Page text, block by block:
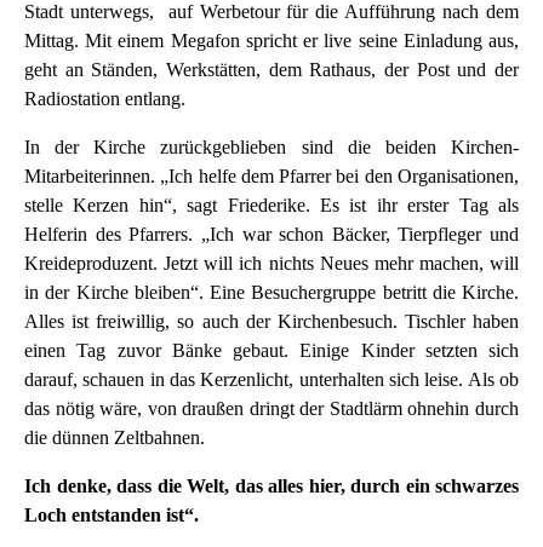
Stadt unterwegs, auf Werbetour für die Aufführung nach dem
Mittag. Mit einem Megafon spricht er live seine Einladung aus,
geht an Ständen, Werkstätten, dem Rathaus, der Post und der
Radiostation entlang.
In der Kirche zurückgeblieben sind die beiden Kirchen-
Mitarbeiterinnen. „Ich helfe dem Pfarrer bei den Organisationen,
stelle Kerzen hin“, sagt Friederike. Es ist ihr erster Tag als
Helferin des Pfarrers. „Ich war schon Bäcker, Tierpfleger und
Kreideproduzent. Jetzt will ich nichts Neues mehr machen, will
in der Kirche bleiben“. Eine Besuchergruppe betritt die Kirche.
Alles ist freiwillig, so auch der Kirchenbesuch. Tischler haben
einen Tag zuvor Bänke gebaut. Einige Kinder setzten sich
darauf, schauen in das Kerzenlicht, unterhalten sich leise. Als ob
das nötig wäre, von draußen dringt der Stadtlärm ohnehin durch
die dünnen Zeltbahnen.
Ich denke, dass die Welt, das alles hier, durch ein schwarzes
Loch entstanden ist“.